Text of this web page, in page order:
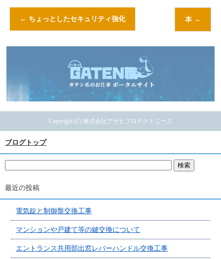
← ちょっとしたセキュリティ強化 本 →
Copyright (C) 株式会社アサヒプロテクトニーズ
ブログトップ
最近の投稿
電気錠と制御盤交換工事
マンションや戸建て等の鍵交換について
エントランス共用部出窓レバーハンドル交換工事